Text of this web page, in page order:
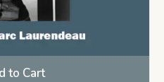
to Cart